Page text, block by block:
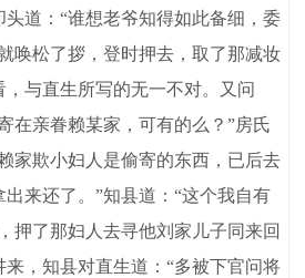
道：“谁想老爷知得如此备细，委
唤松了拶，登时押去，取了那减妆
与直生所写的无一不对。又问
在亲眷赖某家，可有的么？”房氏
家欺小妇人是偷寄的东西，已后去
来还了。”知县道：“这个我自有
押了那妇人去寻他刘家儿子同来回
，知县对直生道：“多被下官问将